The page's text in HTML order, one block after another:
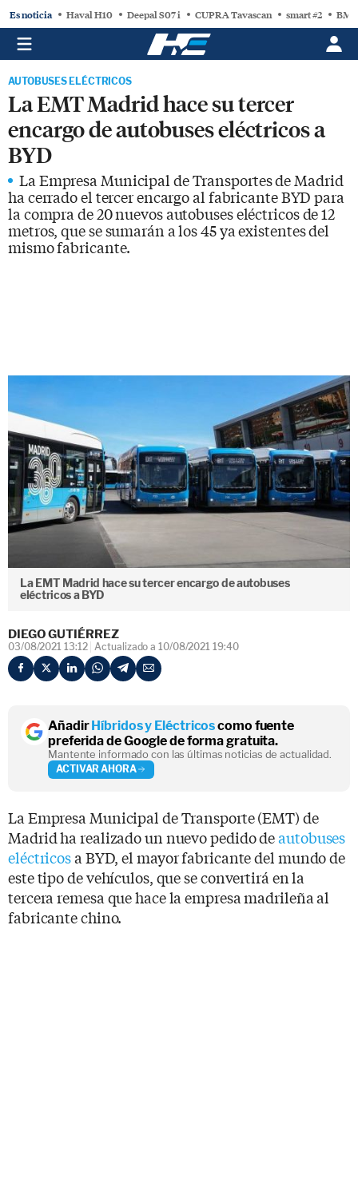
Es noticia Haval H10 Deepal S07 i CUPRA Tavascan smart #2
AUTOBUSES ELÉCTRICOS
La EMT Madrid hace su tercer
encargo de autobuses eléctricos a
BYD
La Empresa Municipal de Transportes de Madrid
ha cerrado el tercer encargo al fabricante BYD para
la compra de 20 nuevos autobuses eléctricos de 12
metros, que se sumarán a los 45 ya existentes del
mismo fabricante.
La EMT Madrid hace su tercer encargo de autobuses
eléctricos a BYD
DIEGO GUTIÉRREZ
03/08/2021 13:12 Actualizado a 10/08/2021 19:40
AñadirHíbridos y Eléctricoscomo fuente
preferida de Google de forma gratuita.
Mantente informado con las últimas noticias de actualidad.
ACTIVAR AHORA
La Empresa Municipal de Transporte (EMT) de
Madrid ha realizado un nuevo pedido deautobuses
eléctricosa BYD, el mayor fabricante del mundo de
este tipo de vehículos, que se convertirá en la
tercera remesa que hace la empresa madrileña al
fabricante chino.